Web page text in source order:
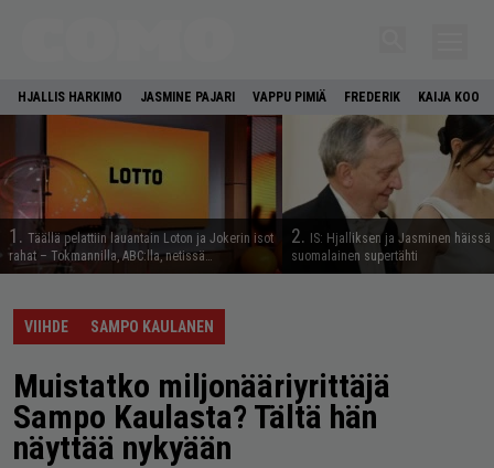
HJALLIS HARKIMO JASMINE PAJARI VAPPU PIMIÄ FREDERIK KAIJA KOO
1. Täällä pelattiin lauantain Loton ja Jokerin isot
rahat – Tokmannilla, ABC:lla, netissä…
2.
IS: Hjalliksen ja Jasminen häissä
suomalainen supertähti
VIIHDE SAMPO KAULANEN
Muistatko miljonääriyrittäjä
Sampo Kaulasta? Tältä hän
näyttää nykyään